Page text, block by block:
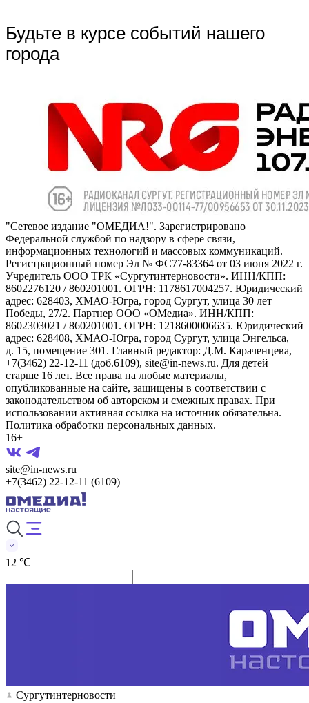
Будьте в курсе событий нашего
города
"Сетевое издание "ОМЕДИА!". Зарегистрировано
Федеральной службой по надзору в сфере связи,
информационных технологий и массовых коммуникаций.
Регистрационный номер Эл № ФС77-83364 от 03 июня 2022 г.
Учредитель ООО ТРК «Сургутинтерновости». ИНН/КПП:
8602276120 / 860201001. ОГРН: 1178617004257. Юридический
адрес: 628403, ХМАО-Югра, город Сургут, улица 30 лет
Победы, 27/2. Партнер ООО «ОМедиа». ИНН/КПП:
8602303021 / 860201001. ОГРН: 1218600006635. Юридический
адрес: 628408, ХМАО-Югра, город Сургут, улица Энгельса,
д. 15, помещение 301. Главный редактор: Д.М. Караченцева,
+7(3462) 22-12-11 (доб.6109), site@in-news.ru. Для детей
старше 16 лет. Все права на любые материалы,
опубликованные на сайте, защищены в соответствии с
законодательством об авторском и смежных правах. При
использовании активная ссылка на источник обязательна.
Политика обработки персональных данных.
16+
site@in-news.ru
+7(3462) 22-12-11 (6109)
12 ℃
Сургутинтерновости